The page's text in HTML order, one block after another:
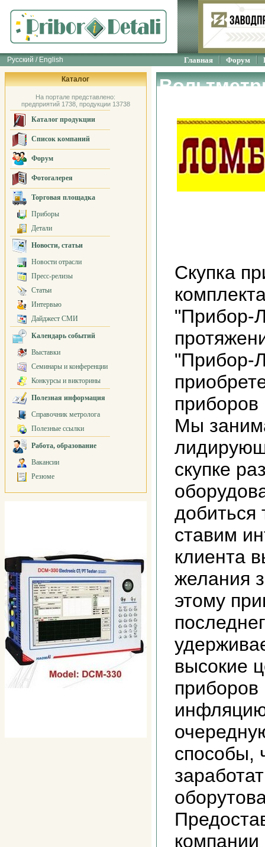
Русский / English Главная Форум
Каталог
На портале представлено:
предприятий 1738, продукции 13738
Каталог продукции
Список компаний
Форум
Фотогалерея
Торговая площадка
Приборы
Детали
Новости, статьи
Новости отрасли
Пресс-релизы
Статьи
Интервью
Дайджест СМИ
Календарь событий
Выставки
Семинары и конференции
Конкурсы и викторины
Полезная информация
Справочник метролога
Полезные ссылки
Работа, образование
Вакансии
Резюме
Скупка
"Прибор-
"Прибор-
Мы
скупке
добиться
ставим
клиента
желания
этому
высокие
способы,